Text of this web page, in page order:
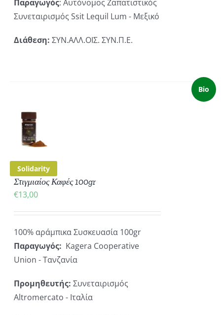
Παραγωγός: Αυτόνομος Ζαπατιστικός
Συνεταιρισμός Ssit Lequil Lum - Μεξικό
Διάθεση: ΣΥΝ.ΑΛΛ.ΟΙΣ. ΣΥΝ.Π.Ε.
Bio
Solidarity
Στιγμιαίος Καφές 100gr
€13,00
100% αράμπικα Συσκευασία 100gr
Παραγωγός: Kagera Cooperative
Union - Τανζανία
Προμηθευτής: Συνεταιρισμός
Altromercato - Ιταλία